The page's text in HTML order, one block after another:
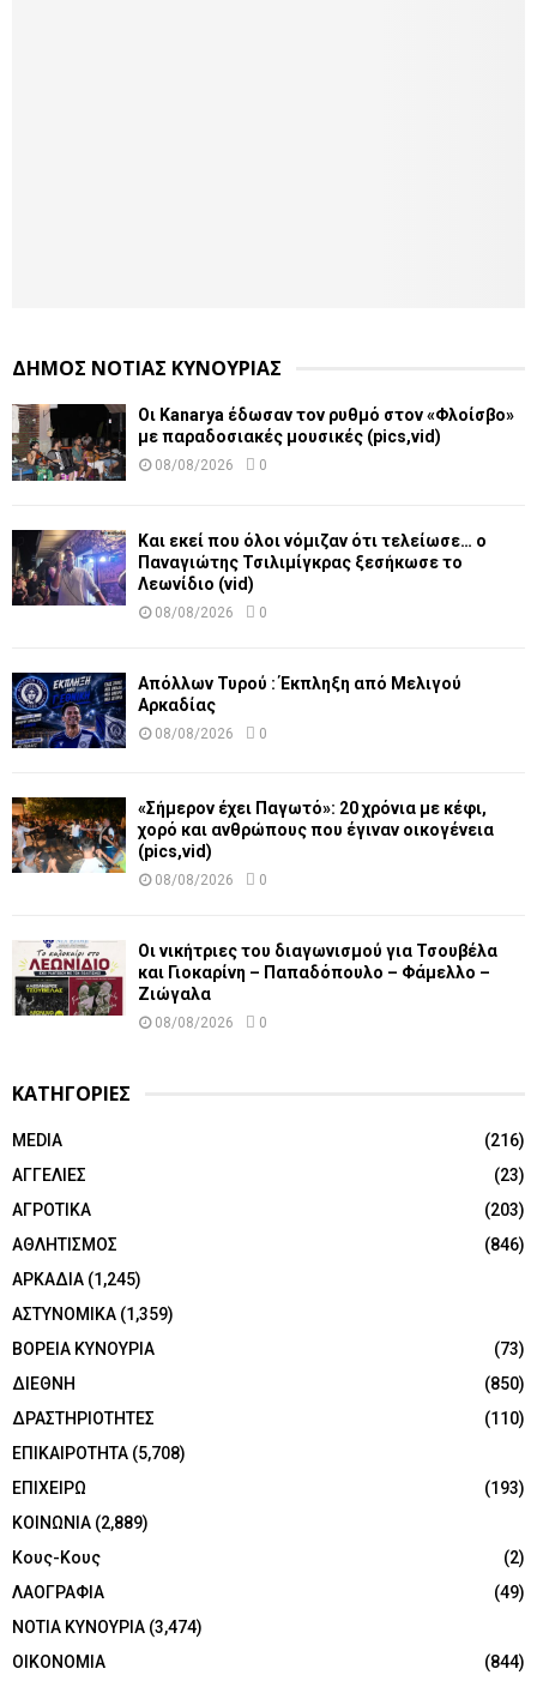
ΔΗΜΟΣ ΝΟΤΙΑΣ ΚΥΝΟΥΡΙΑΣ
Οι Kanarya έδωσαν τον ρυθμό στον «Φλοίσβο»
με παραδοσιακές μουσικές (pics,vid)
08/08/2026 0
Και εκεί που όλοι νόμιζαν ότι τελείωσε… ο
Παναγιώτης Τσιλιμίγκρας ξεσήκωσε το
Λεωνίδιο (vid)
08/08/2026 0
Απόλλων Τυρού : Έκπληξη από Μελιγού
Αρκαδίας
08/08/2026 0
«Σήμερον έχει Παγωτό»: 20 χρόνια με κέφι,
χορό και ανθρώπους που έγιναν οικογένεια
(pics,vid)
08/08/2026 0
Οι νικήτριες του διαγωνισμού για Τσουβέλα
και Γιοκαρίνη – Παπαδόπουλο – Φάμελλο –
Ζιώγαλα
08/08/2026 0
ΚΑΤΗΓΟΡΙΕΣ
MEDIA
(216)
ΑΓΓΕΛΙΕΣ
(23)
ΑΓΡΟΤΙΚΑ
(203)
ΑΘΛΗΤΙΣΜΟΣ
(846)
ΑΡΚΑΔΙΑ (1,245)
ΑΣΤΥΝΟΜΙΚΑ (1,359)
ΒΟΡΕΙΑ ΚΥΝΟΥΡΙΑ
(73)
ΔΙΕΘΝΗ
(850)
ΔΡΑΣΤΗΡΙΟΤΗΤΕΣ
(110)
ΕΠΙΚΑΙΡΟΤΗΤΑ (5,708)
ΕΠΙΧΕΙΡΩ
(193)
ΚΟΙΝΩΝΙΑ (2,889)
Κους-Κους
(2)
ΛΑΟΓΡΑΦΙΑ
(49)
ΝΟΤΙΑ ΚΥΝΟΥΡΙΑ (3,474)
ΟΙΚΟΝΟΜΙΑ
(844)